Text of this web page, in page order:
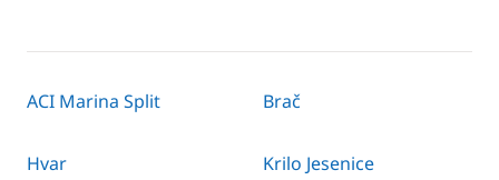
ACI Marina Split Brač
Hvar Krilo Jesenice